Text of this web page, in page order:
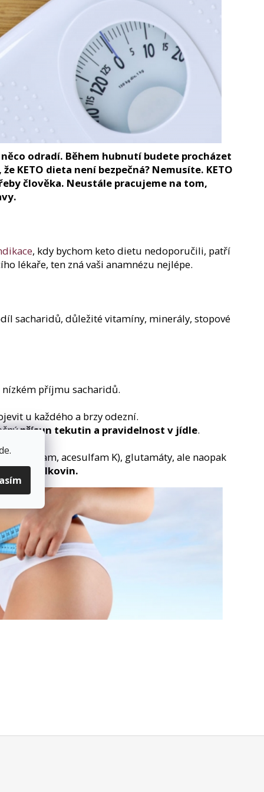
.
odradí. Během hubnutí budete procházet
KETO dieta není bezpečná? Nemusíte. KETO
člověka. Neustále pracujeme na tom,
, kdy bychom keto dietu nedoporučili, patří
lékaře, ten zná vaši anamnézu nejlépe.
sacharidů, důležité vitamíny, minerály, stopové
příjmu sacharidů.
u každého a brzy odezní.
přísun tekutin a pravidelnost v jídle.
acesulfam K), glutamáty, ale naopak
bílkovin.